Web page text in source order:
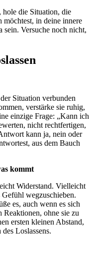
die Situation, die
möchtest, in deine innere
sein. Versuche noch nicht,
Situation verbunden
verstärke sie ruhig,
einzige Frage: „Kann ich
nicht rechtfertigen,
kann ja, nein oder
aus dem Bauch
kommt
Widerstand. Vielleicht
wegzuschieben.
es, auch wenn es sich
Reaktionen, ohne sie zu
ersten kleinen Abstand,
Loslassens.